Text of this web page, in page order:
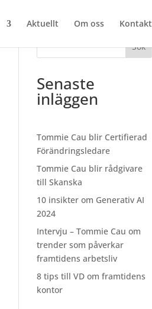
Aktuellt Om oss Kontakt
Sök
Senaste
inläggen
Tommie Cau blir Certifierad
Förändringsledare
Tommie Cau blir rådgivare
till Skanska
10 insikter om Generativ AI
2024
Intervju – Tommie Cau om
trender som påverkar
framtidens arbetsliv
8 tips till VD om framtidens
kontor